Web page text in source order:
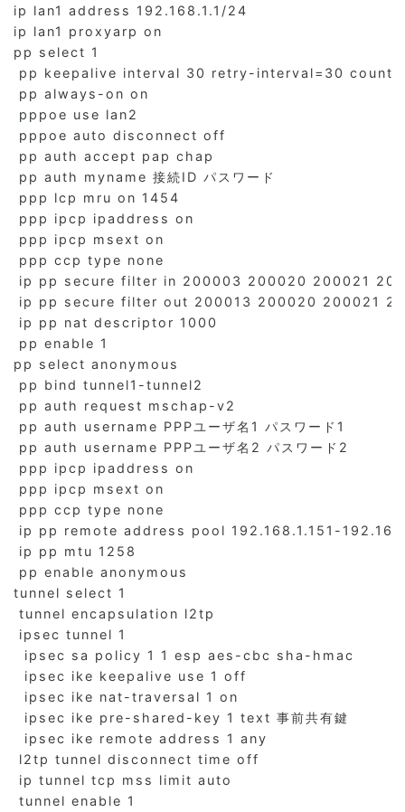
ip lan1 address 192.168.1.1/24
ip lan1 proxyarp on
pp select 1
pp keepalive interval 30 retry-interval=30
pp always-on on
pppoe use lan2
pppoe auto disconnect off
pp auth accept pap chap
pp auth myname 接続ID パスワード
ppp lcp mru on 1454
ppp ipcp ipaddress on
ppp ipcp msext on
ppp ccp type none
ip pp secure filter in 200003 200020 200021
ip pp secure filter out 200013 200020 200021
ip pp nat descriptor 1000
pp enable 1
pp select anonymous
pp bind tunnel1-tunnel2
pp auth request mschap-v2
pp auth username PPPユーザ名1 パスワード1
pp auth username PPPユーザ名2 パスワード2
ppp ipcp ipaddress on
ppp ipcp msext on
ppp ccp type none
ip pp remote address pool 192.168.1.151-
ip pp mtu 1258
pp enable anonymous
tunnel select 1
tunnel encapsulation l2tp
ipsec tunnel 1
  ipsec sa policy 1 1 esp aes-cbc sha-hmac
  ipsec ike keepalive use 1 off
  ipsec ike nat-traversal 1 on
  ipsec ike pre-shared-key 1 text 事前共有鍵
  ipsec ike remote address 1 any
l2tp tunnel disconnect time off
ip tunnel tcp mss limit auto
tunnel enable 1